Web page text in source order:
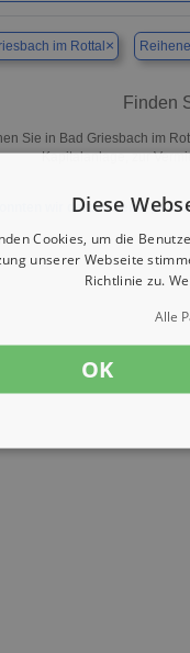
im Rottal×
Finden
Sie in Bad Griesbach im
Kapitalanlage, zur
wir derzeit keine
Diese
Cookies, um die
unserer Webseite
Richtlinie zu.
Alle
OK